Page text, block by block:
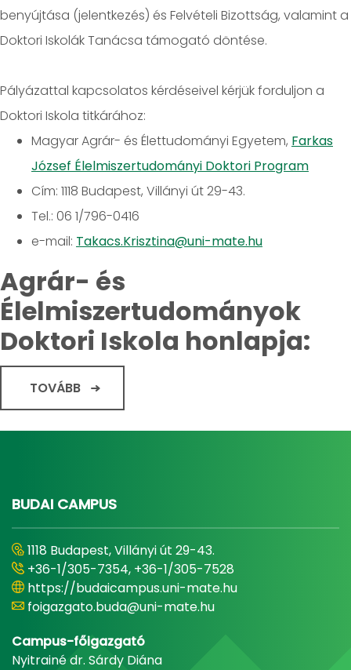
benyújtása (jelentkezés) és Felvételi Bizottság, valamint a
Doktori Iskolák Tanácsa támogató döntése.
Pályázattal kapcsolatos kérdéseivel kérjük forduljon a
Doktori Iskola titkárához:
Magyar Agrár- és Élettudományi Egyetem, Farkas
József Élelmiszertudományi Doktori Program
Cím: 1118 Budapest, Villányi út 29-43.
Tel.: 06 1/796-0416
e-mail: Takacs.Krisztina@uni-mate.hu
Agrár- és
Élelmiszertudományok
Doktori Iskola honlapja:
TOVÁBB
BUDAI CAMPUS
1118 Budapest, Villányi út 29-43.
+36-1/305-7354, +36-1/305-7528
https://budaicampus.uni-mate.hu
foigazgato.buda@uni-mate.hu
Campus-főigazgató
Nyitrainé dr. Sárdy Diána